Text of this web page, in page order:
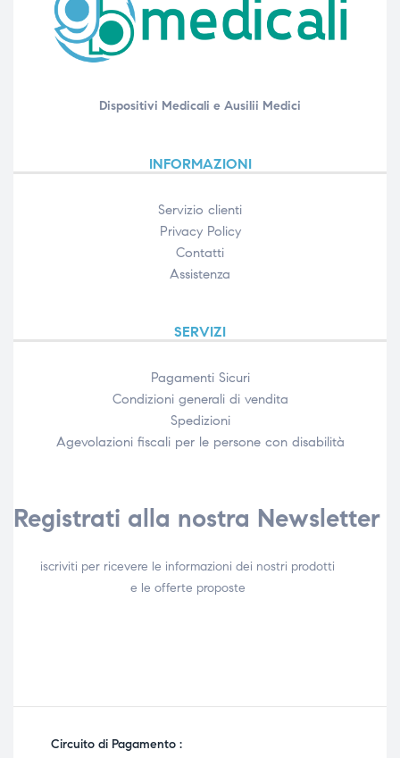
Dispositivi Medicali e Ausilii Medici
INFORMAZIONI
Servizio clienti
Privacy Policy
Contatti
Assistenza
SERVIZI
Pagamenti Sicuri
Condizioni generali di vendita
Spedizioni
Agevolazioni fiscali per le persone con disabilità​
Registrati alla nostra Newsletter
iscriviti per ricevere le informazioni dei nostri prodotti
e le offerte proposte
Circuito di Pagamento :